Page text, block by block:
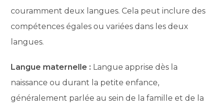
couramment deux langues. Cela peut inclure des
compétences égales ou variées dans les deux
langues.
Langue maternelle : Langue apprise dès la
naissance ou durant la petite enfance,
généralement parlée au sein de la famille et de la